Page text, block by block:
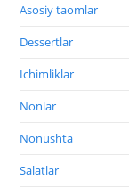
Asosiy taomlar
Dessertlar
Ichimliklar
Nonlar
Nonushta
Salatlar